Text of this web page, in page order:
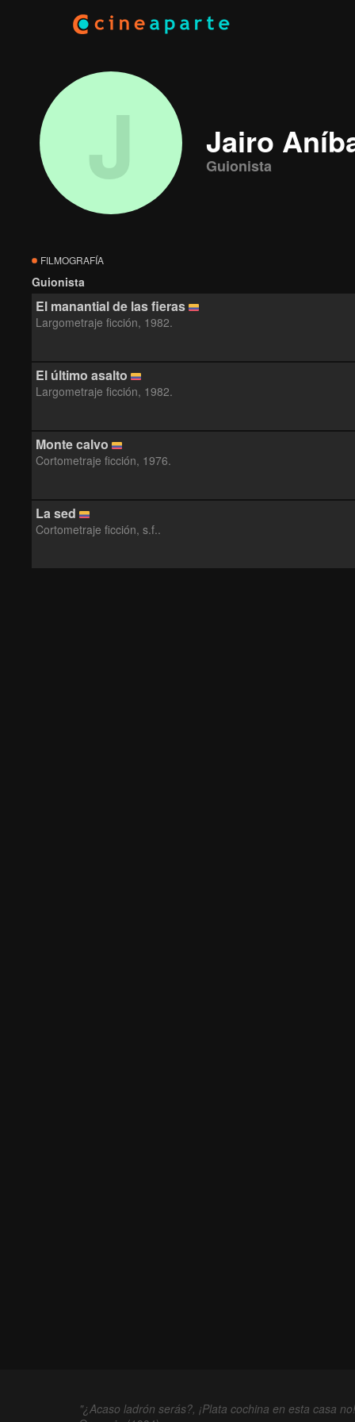
J Jairo
Guionista
FILMOGRAFÍA
Guionista
El manantial de las fieras
Largometraje ficción, 1982.
El último asalto
Largometraje ficción, 1982.
Monte calvo
Cortometraje ficción, 1976.
La sed
Cortometraje ficción, s.f..
"¿Acaso ladrón serás?, ¡Plata cochina en esta casa